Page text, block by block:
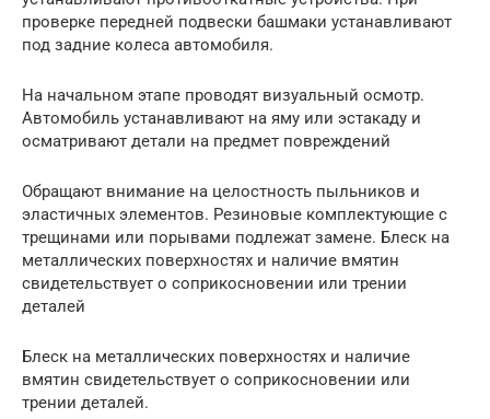
проверке передней подвески башмаки устанавливают
под задние колеса автомобиля.
На начальном этапе проводят визуальный осмотр.
Автомобиль устанавливают на яму или эстакаду и
осматривают детали на предмет повреждений
Обращают внимание на целостность пыльников и
эластичных элементов. Резиновые комплектующие с
трещинами или порывами подлежат замене. Блеск на
металлических поверхностях и наличие вмятин
свидетельствует о соприкосновении или трении
деталей
Блеск на металлических поверхностях и наличие
вмятин свидетельствует о соприкосновении или
трении деталей.